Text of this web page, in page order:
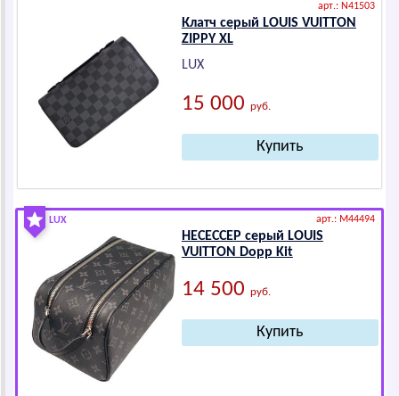
арт.: N41503
Клатч серый LОUIS VUIТТОN
ZIPPY XL
LUX
15 000 руб.
LUX арт.: M44494
НЕСЕССЕР серый LОUIS
VUIТТОN Dopp Kit
14 500 руб.